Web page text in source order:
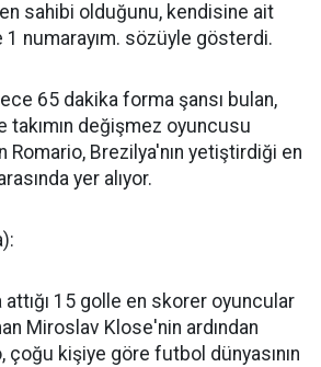
sahibi olduğunu, kendisine ait
1 numarayım. sözüyle gösterdi.
65 dakika forma şansı bulan,
takımın değişmez oyuncusu
Romario, Brezilya'nın yetiştirdiği en
yer alıyor.
attığı 15 golle en skorer oyuncular
Miroslav Klose'nin ardından
çoğu kişiye göre futbol dünyasının